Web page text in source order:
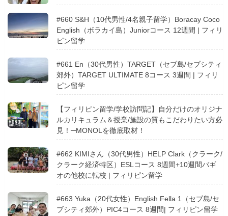
#660 S&H（10代男性/4名親子留学）Boracay Coco
English（ボラカイ島）Juniorコース 12週間 | フィリ
ピン留学
#661 En（30代男性）TARGET（セブ島/セブシティ
郊外）TARGET ULTIMATE 8コース 3週間 | フィリ
ピン留学
【フィリピン留学/学校訪問記】自分だけのオリジナ
ルカリキュラム＆授業/施設の質もこだわりたい方必
見！─MONOLを徹底取材！
#662 KIMIさん（30代男性）HELP Clark（クラーク/
クラーク経済特区）ESLコース 8週間+10週間バギ
オの他校に転校 | フィリピン留学
#663 Yuka（20代女性）English Fella 1（セブ島/セ
ブシティ郊外）PIC4コース 8週間| フィリピン留学